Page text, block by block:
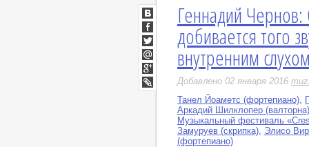
Геннадий
добивается того
внутренним
Добавлено 02 января 2016
Танел Йоаметс (фортепиано)
Аркадий Шилклопер (валторна)
Музыкальный фестиваль
Замуруев (скрипка) Элисо
(фортепиано)
ВКонтакте
Facebook
Twitter
Мой
Мир
Google+
LiveJournal